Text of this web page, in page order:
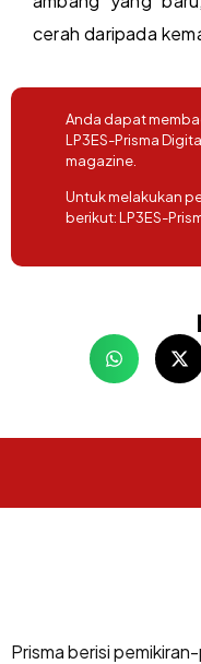
cerah daripada
Anda dapat
LP3ES-Prisma
magazine.
Untuk melakukan
berikut:LP3ES-
Prisma berisi